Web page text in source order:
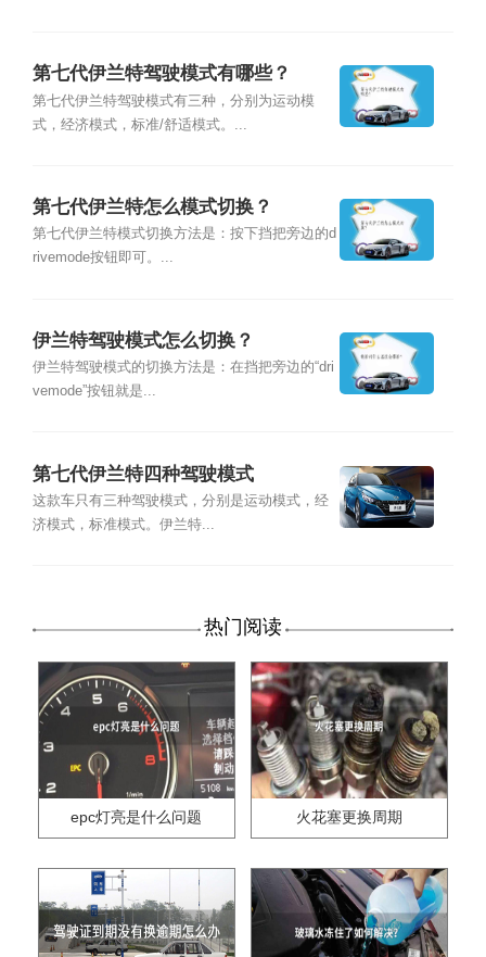
第七代伊兰特驾驶模式有哪些？
第七代伊兰特驾驶模式有三种，分别为运动模
式，经济模式，标准/舒适模式。...
第七代伊兰特怎么模式切换？
第七代伊兰特模式切换方法是：按下挡把旁边的d
rivemode按钮即可。...
伊兰特驾驶模式怎么切换？
伊兰特驾驶模式的切换方法是：在挡把旁边的“dri
vemode”按钮就是...
第七代伊兰特四种驾驶模式
这款车只有三种驾驶模式，分别是运动模式，经
济模式，标准模式。伊兰特...
热门阅读
epc灯亮是什么问题 火花塞更换周期